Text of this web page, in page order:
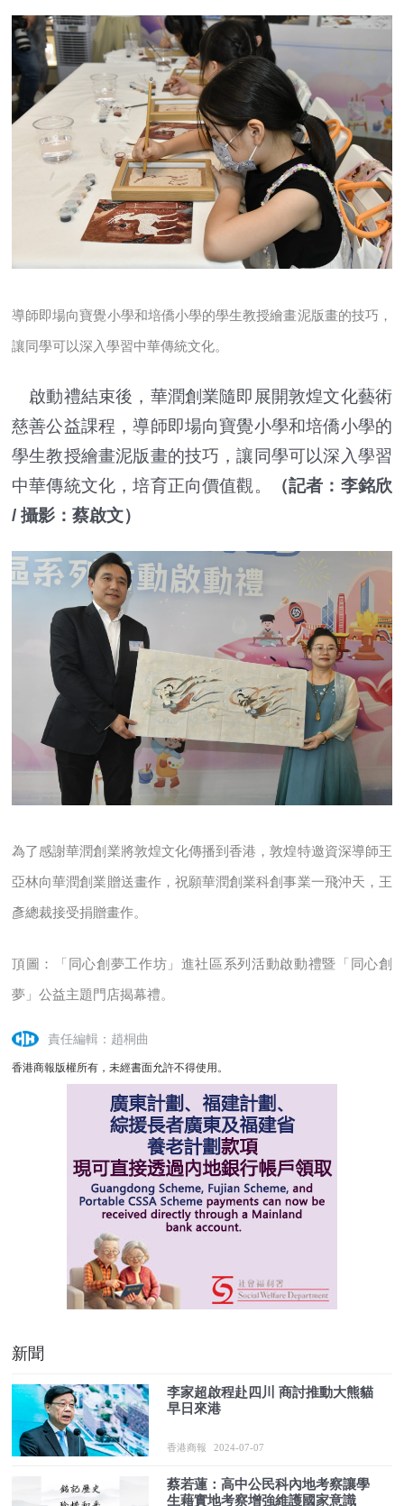
導師即場向寶覺小學和培僑小學的學生教授繪畫泥版畫的技巧，
讓同學可以深入學習中華傳統文化。
啟動禮結束後，華潤創業隨即展開敦煌文化藝術
慈善公益課程，導師即場向寶覺小學和培僑小學的
學生教授繪畫泥版畫的技巧，讓同學可以深入學習
中華傳統文化，培育正向價值觀。
（記者：李銘欣
/ 攝影：蔡啟文）
為了感謝華潤創業將敦煌文化傳播到香港，敦煌特邀資深導師王
亞林向華潤創業贈送畫作，祝願華潤創業科創事業一飛沖天，王
彥總裁接受捐贈畫作。
頂圖：「同心創夢工作坊」進社區系列活動啟動禮暨「同心創
夢」公益主題門店揭幕禮。
責任編輯：趙桐曲
香港商報版權所有，未經書面允許不得使用。
新聞
李家超啟程赴四川 商討推動大熊貓
早日來港
香港商報 2024-07-07
蔡若蓮：高中公民科內地考察讓學
生藉實地考察增強維護國家意識